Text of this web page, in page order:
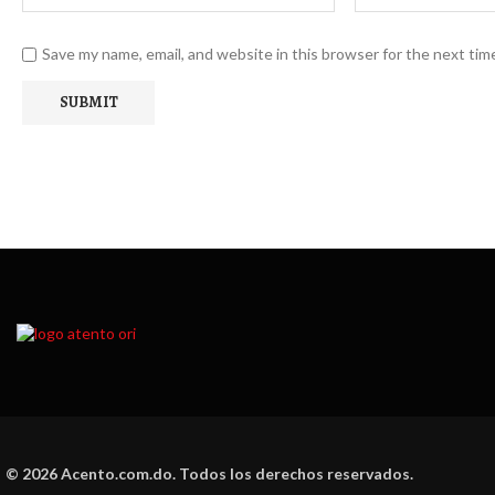
Save my name, email, and website in this browser for the next
© 2026 Acento.com.do. Todos los derechos reservados.